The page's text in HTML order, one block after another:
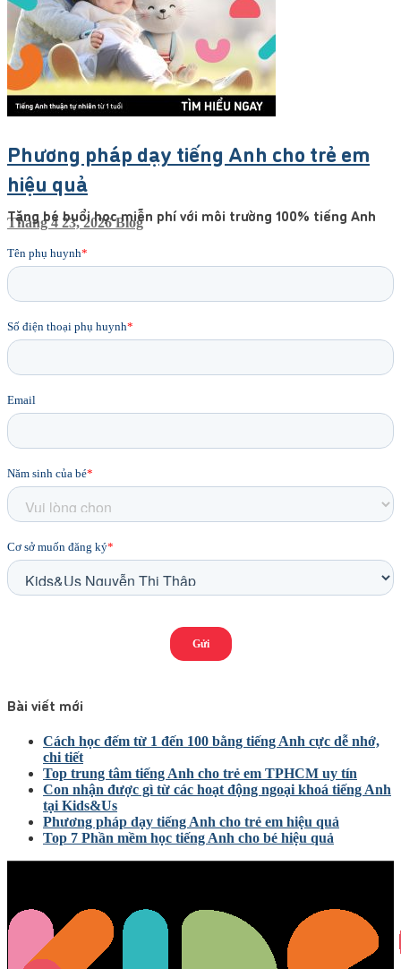
Phương pháp dạy tiếng Anh cho trẻ em
hiệu quả
Tháng 4 23, 2026Blog
Tặng bé buổi học miễn phí với môi trường 100% tiếng Anh
Bài viết mới
Cách học đếm từ 1 đến 100 bằng tiếng Anh cực dễ nhớ,
chi tiết
Top trung tâm tiếng Anh cho trẻ em TPHCM uy tín
Con nhận được gì từ các hoạt động ngoại khoá tiếng Anh
tại Kids&Us
Phương pháp dạy tiếng Anh cho trẻ em hiệu quả
Top 7 Phần mềm học tiếng Anh cho bé hiệu quả